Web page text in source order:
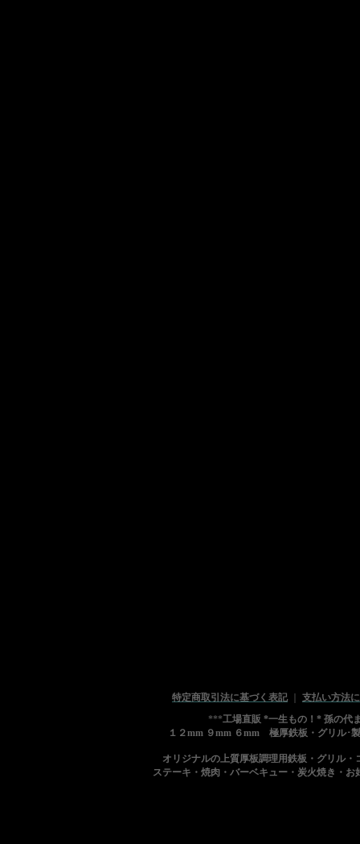
特定商取引法に基づく表記｜ 支払い方法
***工場直販 *一生もの！* 孫の代
１２mm ９mm ６mm 極厚鉄板・グリル･
オリジナルの上質厚板調理用鉄板・グリル
ステーキ・焼肉・バーベキュー・炭火焼き・